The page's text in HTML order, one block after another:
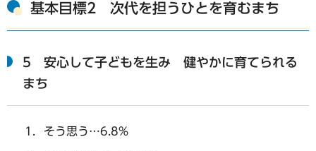
基本目標2 次代を担うひとを育むまち
5 安心して子どもを生み 健やかに育てられる
まち
そう思う…6.8%